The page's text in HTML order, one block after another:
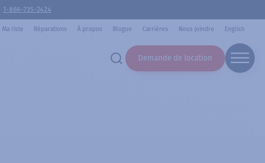
1-866-735-2424
Ma liste Réparations À propos Blogue Carrières Nous joindre English
Demande de location